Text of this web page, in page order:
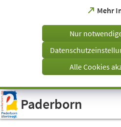
Visuelle
Assistenzsoftware
öffnen.
Mehr
(Öffnet
einem
Tab)
Nur
Alle Cookies
Paderborn